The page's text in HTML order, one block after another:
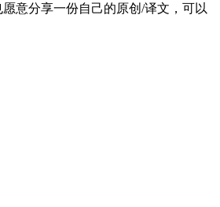
意分享一份自己的原创/译文，可以